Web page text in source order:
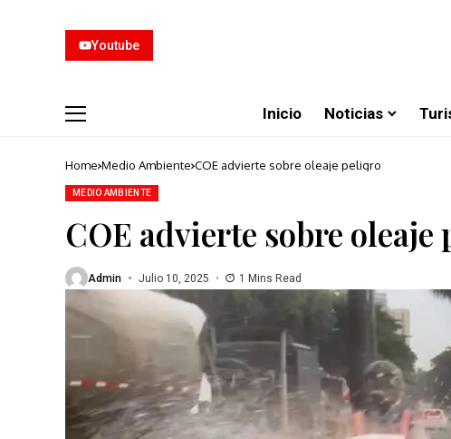
Youtube
Inicio Noticias
Home Medio Ambiente COE advierte sobre oleaje peligro
MEDIO AMBIENTE
COE advierte sobre oleaje
Admin Julio 10, 2025 1 Mins Read